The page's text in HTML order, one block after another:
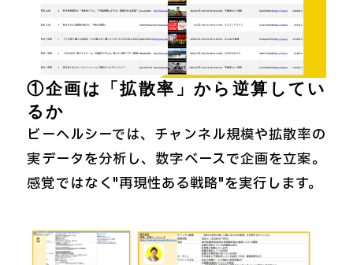
①企画は「拡散率」から逆算してい
るか
ビーヘルシーでは、チャンネル規模や拡散率の
実データを分析し、数字ベースで企画を立案。
感覚ではなく"再現性ある戦略"を実行します。